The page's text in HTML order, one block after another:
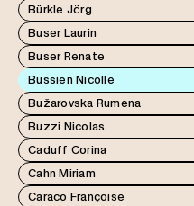
Bürkle Jörg
Buser Laurin
Buser Renate
Bussien Nicolle
Bužarovska Rumena
Buzzi Nicolas
Caduff Corina
Cahn Miriam
Caraco Françoise